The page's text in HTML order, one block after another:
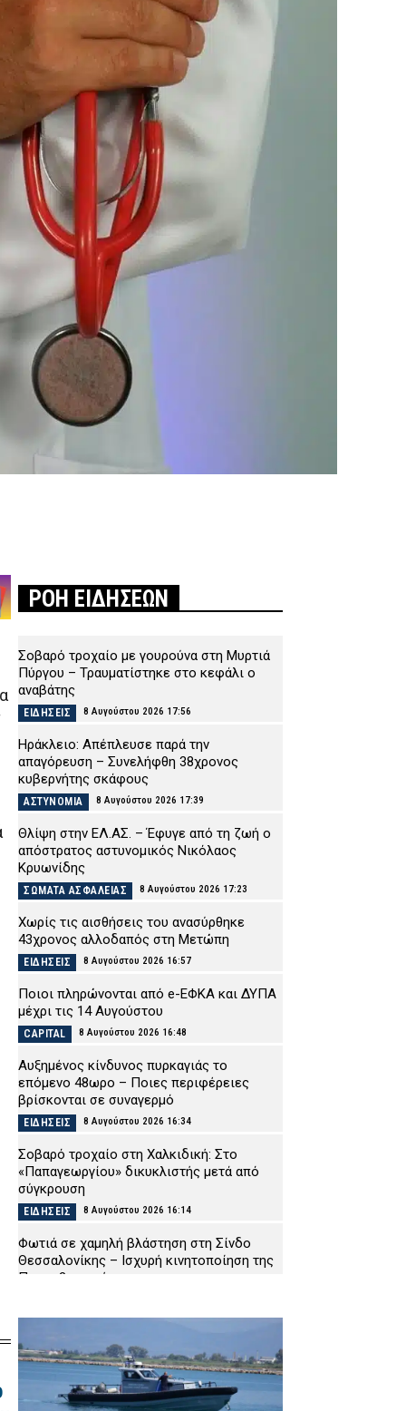
ΡΟΗ ΕΙΔΗΣΕΩΝ
Σοβαρό τροχαίο με γουρούνα στη Μυρτιά
Πύργου – Τραυματίστηκε στο κεφάλι ο
αναβάτης
ΕΙΔΗΣΕΙΣ 8 Αυγούστου 2026 17:56
Ηράκλειο: Απέπλευσε παρά την
απαγόρευση – Συνελήφθη 38χρονος
κυβερνήτης σκάφους
ΑΣΤΥΝΟΜΙΑ 8 Αυγούστου 2026 17:39
Θλίψη στην ΕΛ.ΑΣ. – Έφυγε από τη ζωή ο
απόστρατος αστυνομικός Νικόλαος
Κρυωνίδης
ΣΩΜΑΤΑ ΑΣΦΑΛΕΙΑΣ 8 Αυγούστου 2026 17:23
Χωρίς τις αισθήσεις του ανασύρθηκε
43χρονος αλλοδαπός στη Μετώπη
ΕΙΔΗΣΕΙΣ 8 Αυγούστου 2026 16:57
Ποιοι πληρώνονται από e-ΕΦΚΑ και ΔΥΠΑ
μέχρι τις 14 Αυγούστου
CAPITAL 8 Αυγούστου 2026 16:48
Αυξημένος κίνδυνος πυρκαγιάς το
επόμενο 48ωρο – Ποιες περιφέρειες
βρίσκονται σε συναγερμό
ΕΙΔΗΣΕΙΣ 8 Αυγούστου 2026 16:34
Σοβαρό τροχαίο στη Χαλκιδική: Στο
«Παπαγεωργίου» δικυκλιστής μετά από
σύγκρουση
ΕΙΔΗΣΕΙΣ 8 Αυγούστου 2026 16:14
Φωτιά σε χαμηλή βλάστηση στη Σίνδο
Θεσσαλονίκης – Ισχυρή κινητοποίηση της
Πυροσβεστικής
καταγγελία της συντρόφου του για
ενδοοικογενειακή βία
ΑΣΤΥΝΟΜΙΑ 8 Αυγούστου 2026 15:48